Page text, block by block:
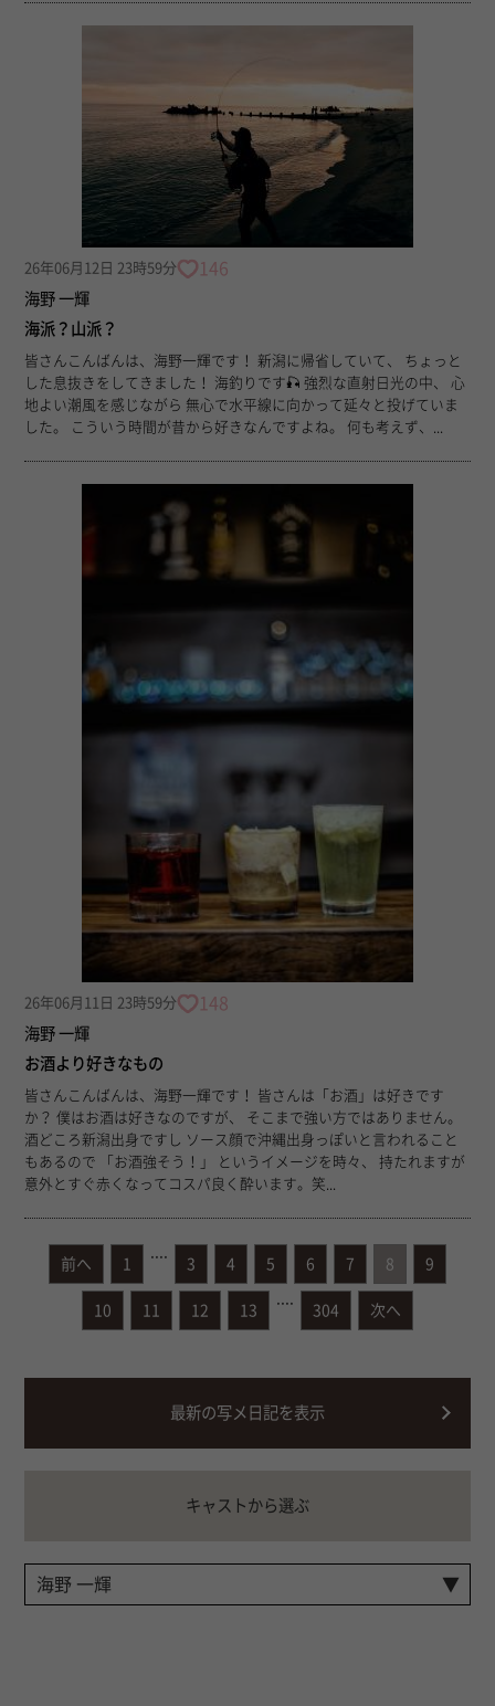
26年06月12日 23時59分 146
海野 一輝
海派？山派？
皆さんこんばんは、海野一輝です！ 新潟に帰省していて、 ちょっと
した息抜きをしてきました！ 海釣りです🎣 強烈な直射日光の中、 心
地よい潮風を感じながら 無心で水平線に向かって延々と投げていま
した。 こういう時間が昔から好きなんですよね。 何も考えず、...
26年06月11日 23時59分 148
海野 一輝
お酒より好きなもの
皆さんこんばんは、海野一輝です！ 皆さんは「お酒」は好きです
か？ 僕はお酒は好きなのですが、 そこまで強い方ではありません。
酒どころ新潟出身ですし ソース顔で沖縄出身っぽいと言われること
もあるので 「お酒強そう！」 というイメージを時々、 持たれますが
意外とすぐ赤くなってコスパ良く酔います。笑...
前へ 1 3 4 5 6 7 8 9
10 11 12 13 304 次へ
最新の写メ日記を表示
キャストから選ぶ